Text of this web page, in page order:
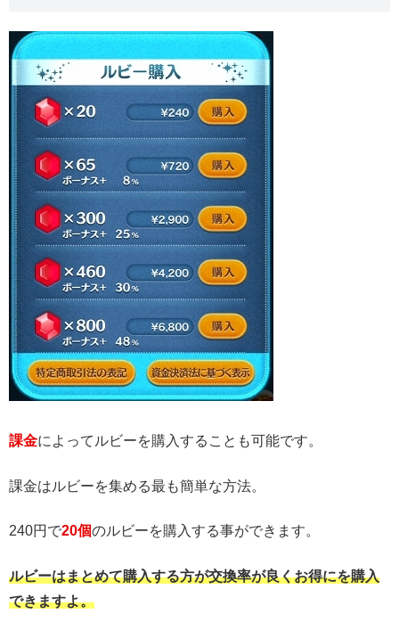
課金によってルビーを購入することも可能です。
課金はルビーを集める最も簡単な方法。
240円で20個のルビーを購入する事ができます。
ルビーはまとめて購入する方が交換率が良くお得にを購入
できますよ。